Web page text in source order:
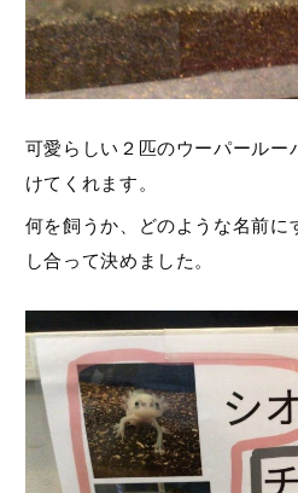
可愛らしい２匹のウーパールー
けてくれます。
何を飼うか、どのような名前に
し合って決めました。